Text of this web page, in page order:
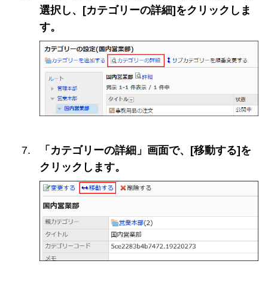
選択し、[カテゴリーの詳細]をクリックしま
す。
「カテゴリーの詳細」画面で、[移動する]を
クリックします。